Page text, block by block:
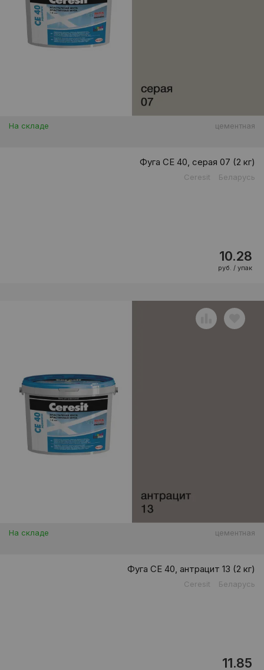
На складе цементная
Фуга CE 40, серая 07 (2 кг)
Ceresit Беларусь
10.28
руб. / упак
На складе цементная
Фуга CE 40, антрацит 13 (2 кг)
Ceresit Беларусь
11.85